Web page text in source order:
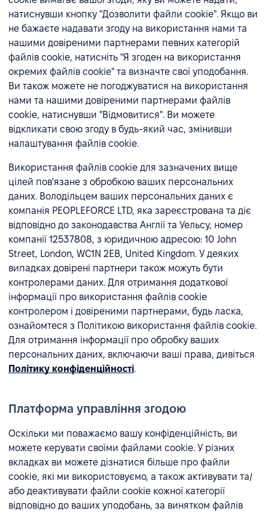
натиснувши кнопку "Дозволити файли cookie". Якщо ви
не бажаєте надавати згоду на використання нами та
нашими довіреними партнерами певних категорій
файлів cookie, натисніть "Я згоден на використання
окремих файлів cookie" та визначте свої уподобання.
Ви також можете не погоджуватися на використання
нами та нашими довіреними партнерами файлів
cookie, натиснувши "Відмовитися". Ви можете
відкликати свою згоду в будь-який час, змінивши
налаштування файлів cookie.
Використання файлів cookie для зазначених вище
цілей пов'язане з обробкою ваших персональних
даних. Володільцем ваших персональних даних є
компанія PEOPLEFORCE LTD, яка зареєстрована та діє
відповідно до законодавства Англії та Уельсу, номер
компанії 12537808, з юридичною адресою: 10 John
Street, London, WC1N 2EB, United Kingdom. У деяких
випадках довірені партнери також можуть бути
контролерами даних. Для отримання додаткової
інформації про використання файлів cookie
контролером і довіреними партнерами, будь ласка,
ознайомтеся з Політикою використання файлів cookie.
Для отримання інформації про обробку ваших
персональних даних, включаючи ваші права, дивіться
Політику конфіденційності.
Платформа управління згодою
Оскільки ми поважаємо вашу конфіденційність, ви
можете керувати своїми файлами cookie. У різних
вкладках ви можете дізнатися більше про файли
cookie, які ми використовуємо, а також активувати та/
або деактивувати файли cookie кожної категорії
відповідно до ваших уподобань, за винятком файлів